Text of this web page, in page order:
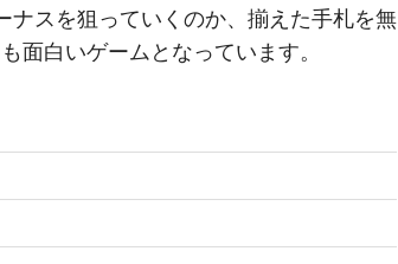
スを狙っていくのか、揃えた手札を無
面白いゲームとなっています。